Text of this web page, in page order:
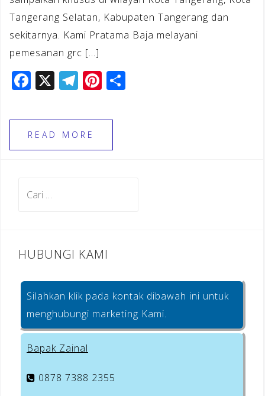
Tangerang Selatan, Kabupaten Tangerang dan
sekitarnya. Kami Pratama Baja melayani
pemesanan grc […]
F
c
e
b
o
X T
e
gr
a
Pi
te
e
READ MORE
HUBUNGI KAMI
Silahkan klik pada kontak dibawah ini untuk
menghubungi marketing Kami.
Bapak Zainal
0878 7388 2355